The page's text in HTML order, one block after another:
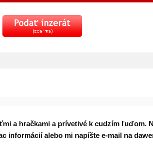
a hračkami a prívetivé k cudzím ľuďom.
informácií alebo mi napíšte e-mail na